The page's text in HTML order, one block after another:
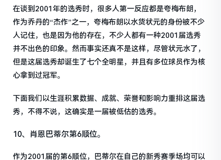
在谈到2001年的选秀时，很多人第一反应都是夸梅布朗，
作为乔丹的“杰作”之一，夸梅布朗以水货状元的身份被不少
人记住，也是因为他的存在，不少人都有一种2001届选秀
并不出色的印象。然而事实还真不是这样，尽管状元水了，
但是这届选秀却诞生了七个全明星，并且有多位球员作为核
心拿到过冠军。
下面我们以生涯积累数据、成就、荣誉和影响力重排这届选
秀，不得不说，这确实是一届被低估的选秀。
10、肖恩巴蒂尔第6顺位。
作为2001届的第6顺位，巴蒂尔在自己的新秀赛季场均可以